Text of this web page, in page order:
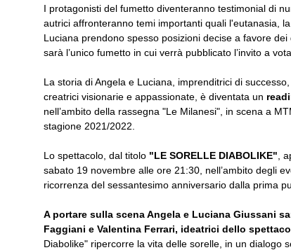
I protagonisti del fumetto diventeranno testimonial di
autrici affronteranno temi importanti quali l'eutanasia,
Luciana prendono spesso posizioni decise a favore dei
sarà l’unico fumetto in cui verrà pubblicato l’invito a
La storia di Angela e Luciana, imprenditrici di
creatrici visionarie e appassionate, è diventata un
nell’ambito della rassegna "Le Milanesi", in scena a
stagione 2021/2022.
Lo spettacolo, dal titolo "LE SORELLE DIABOLIKE" ,
sabato 19 novembre alle ore 21:30, nell’ambito degli
ricorrenza del sessantesimo anniversario dalla prima
A portare sulla scena Angela e Luciana Giussani
Faggiani e Valentina Ferrari, ideatrici dello
Diabolike" ripercorre la vita delle sorelle, in un dialogo